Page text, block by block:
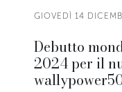
GIOVEDÌ 14
Debutto
2024 per il